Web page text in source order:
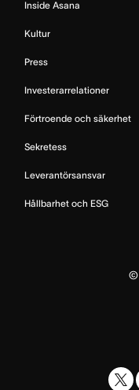
Inside Asana
Kultur
Press
Investerarrelationer
Förtroende och säkerhet
Sekretess
Leverantörsansvar
Hållbarhet och ESG
©